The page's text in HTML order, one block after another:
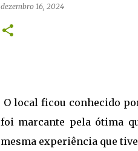
dezembro 16, 2024
O local ficou conhecido
foi marcante pela ótima
mesma experiência que